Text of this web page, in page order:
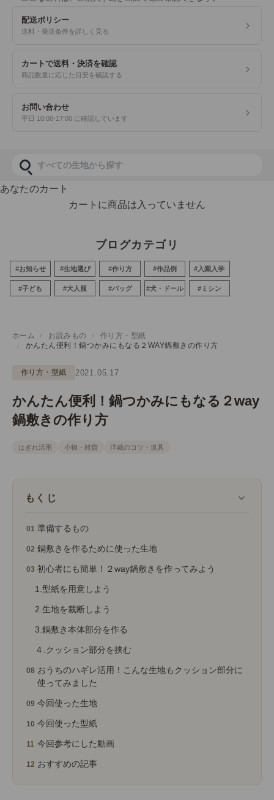
配送ポリシー
送料・発送条件を詳しく見る
カートで送料・決済を確認
商品数量に応じた目安を確認する
お問い合わせ
平日 10:00-17:00 に確認しています
商品検索
あなたのカート
カートに商品は入っていません
ブログカテゴリ
#お知らせ #生地選び #作り方 #作品例 #入園入学
#子ども #大人服 #バッグ #犬・ドール #ミシン
ホーム お読みもの
作り方・型紙
かんたん便利！鍋つかみにもなる２WAY鍋敷きの作り方
作り方・型紙 2021.05.17
かんたん便利！鍋つかみにもなる２way
鍋敷きの作り方
はぎれ活用 小物・雑貨 洋裁のコツ・道具
もくじ
準備するもの
鍋敷きを作るために使った生地
初心者にも簡単！２way鍋敷きを作ってみよう
1.型紙を用意しよう
2.生地を裁断しよう
3.鍋敷き本体部分を作る
４.クッション部分を挟む
おうちのハギレ活用！こんな生地もクッション部分に
使ってみました
今回使った生地
今回使った型紙
今回参考にした動画
おすすめの記事